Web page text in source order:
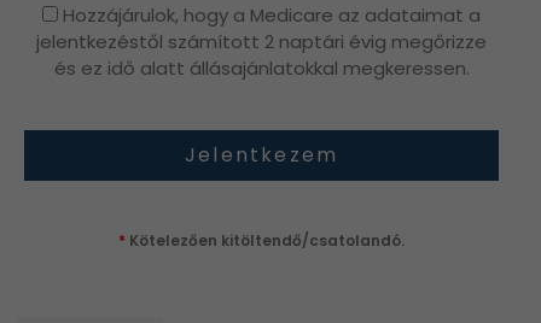
Hozzájárulok, hogy a Medicare az adataimat a
jelentkezéstől számított 2 naptári évig megőrizze
és ez idő alatt állásajánlatokkal megkeressen.
* Kötelezően kitöltendő/csatolandó.